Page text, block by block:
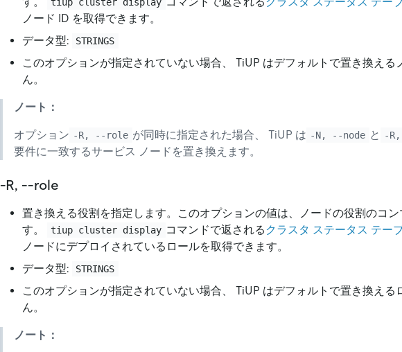
ノード ID を取得できます。
データ型:
STRINGS
このオプションが指定されていない場合、 TiUP はデフォルトで置き換える
ん。
ノート：
オプション -R, --role が同時に指定された場合、 TiUP は -N, --node と -
要件に一致するサービス ノードを置き換えます。
-R, --role
置き換える役割を指定します。このオプションの値は、ノードの役割のコ
す。
tiup cluster display コマンドで返される クラスタ ステータス テー
ノードにデプロイされているロールを取得できます。
データ型:
STRINGS
このオプションが指定されていない場合、 TiUP はデフォルトで置き換える
ん。
ノート：